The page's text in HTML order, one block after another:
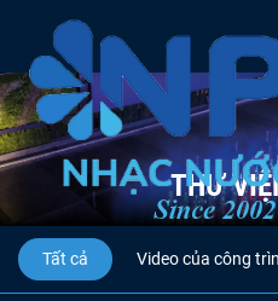
THƯ
Tất cả Video của công